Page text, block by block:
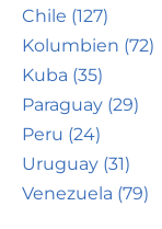
Chile (127)
Kolumbien (72)
Kuba (35)
Paraguay (29)
Peru (24)
Uruguay (31)
Venezuela (79)